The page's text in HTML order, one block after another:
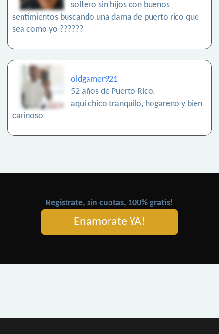
soltero sin hijos con buenos
sentimientos buscando una dama de puerto rico que
sea como yo ??????
oldgamer921
52 años de Puerto Rico.
aqui chico tranquilo, hogareno y bien
carinoso
Registrate, sin cuotas, 100% gratis!
Enamorate YA!